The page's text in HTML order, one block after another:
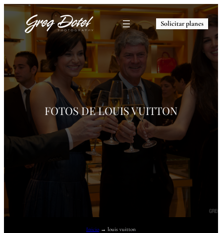
Solicitar planes
FOTOS DELOUIS VUITTON
Inicio → louis vuitton